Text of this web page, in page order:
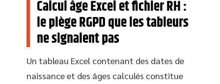
Calcul âge Excel et fichier RH :
le piège RGPD que les tableurs
ne signalent pas
Un tableau Excel contenant des dates de
naissance et des âges calculés constitue